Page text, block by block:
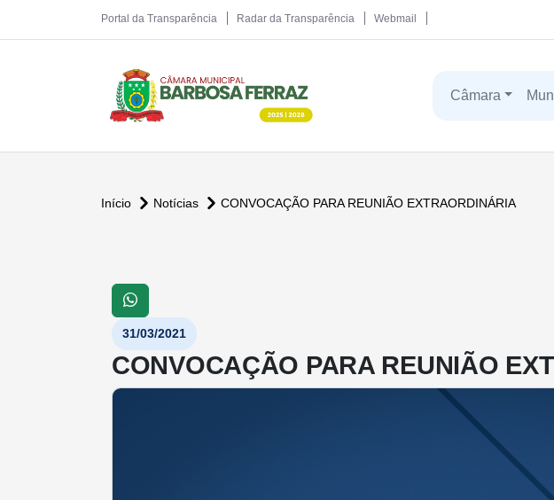
Portal da Transparência Radar da Transparência Webmail
Câmara
Início Notícias CONVOCAÇÃO PARA REUNIÃO EXTRAORDINÁRIA
31/03/2021
CONVOCAÇÃO PARA REUNIÃO